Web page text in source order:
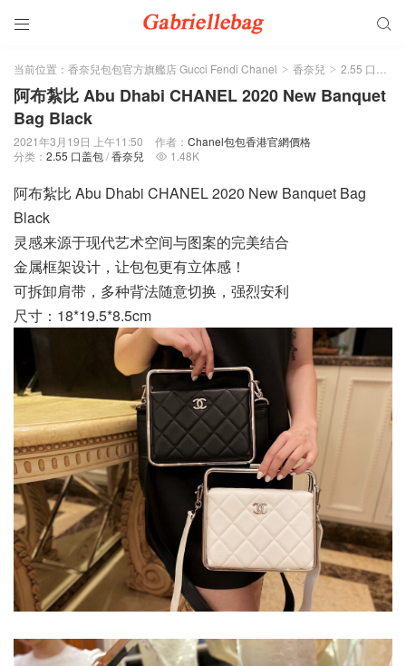
 
当前位置： 香奈兒包包官方旗艦店 Gucci Fendi Chanel > 香奈兒 > 2.55 口盖包
阿布紮比 Abu Dhabi CHANEL 2020 New Banquet
Bag Black
2021年3月19日 上午11:50 作者： Chanel包包香港官網價格
分类： 2.55 口盖包/香奈兒  1.48K
阿布紮比 Abu Dhabi CHANEL 2020 New Banquet Bag
Black
灵感来源于现代艺术空间与图案的完美结合
金属框架设计，让包包更有立体感！
可拆卸肩带，多种背法随意切换，强烈安利
尺寸：18*19.5*8.5cm